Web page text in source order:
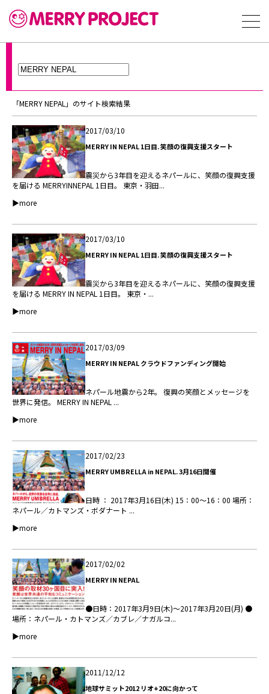
「MERRY NEPAL」のサイト検索結果
2017/03/10
MERRY IN NEPAL 1日目. 笑顔の復興支援スタート
震災から3年目を迎えるネパールに、笑顔の復興支援
を届ける MERRYINNEPAL 1日目。 東京・羽田...
▶more
2017/03/10
MERRY IN NEPAL 1日目. 笑顔の復興支援スタート
震災から3年目を迎えるネパールに、笑顔の復興支援
を届ける MERRY IN NEPAL 1日目。 東京・...
▶more
2017/03/09
MERRY IN NEPAL クラウドファンディング開始
ネパール地震から2年。 復興の笑顔とメッセージを
世界に発信。 MERRY IN NEPAL ...
▶more
2017/02/23
MERRY UMBRELLA in NEPAL. 3月16日開催
日時 ： 2017年3月16日(木) 15：00〜16：00 場所：
ネパール／カトマンズ・ボダナート ...
▶more
2017/02/02
MERRY IN NEPAL
●日時：2017年3月9日(木)～2017年3月20日(月) ●
場所：ネパール・カトマンズ／カブレ／ナガルコ...
▶more
2011/12/12
地球サミット2012 リオ+20に向かって